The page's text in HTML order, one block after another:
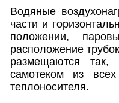
Водяные
части и
положении,
расположение
размещаются так,
самотеком из
теплоносителя.